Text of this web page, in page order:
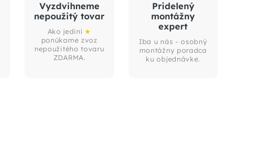
Vyzdvihneme
nepoužitý tovar
Ako jediní ★
ponúkame zvoz
nepoužitého tovaru
ZDARMA.
Pridelený
montážny
expert
Iba u nás - osobný
montážny poradca
ku objednávke.